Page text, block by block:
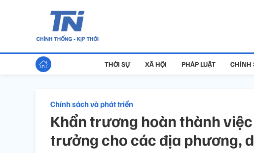
THỜI SỰ XÃ HỘI PHÁP LUẬT CHÍNH
Chính sách và phát triển
Khẩn trương hoàn thành
trưởng cho các địa phương,